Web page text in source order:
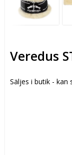
Veredus
Säljes i butik - kan